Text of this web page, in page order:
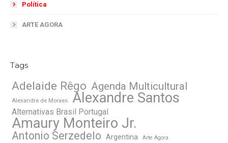
Política
ARTE AGORA
Tags
Adelaide Rêgo Agenda Multicultural
Alexandre de Moraes Alexandre Santos
Alternativas Brasil Portugal
Amaury Monteiro Jr.
Antonio Serzedelo Argentina Arte Agora